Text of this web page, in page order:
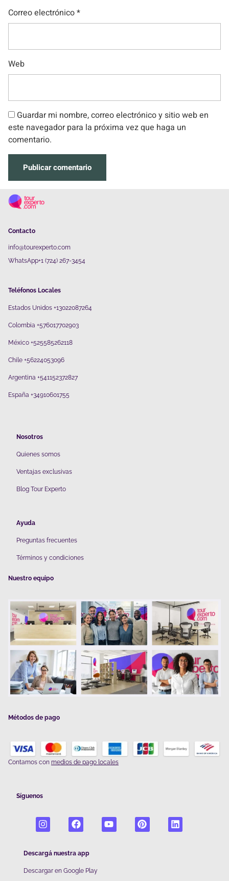
Correo electrónico*
Web
Guardar mi nombre, correo electrónico y sitio web en
este navegador para la próxima vez que haga un
comentario.
Contacto
info@tourexperto.com
WhatsApp+1 (724) 267-3454
Teléfonos Locales
Estados Unidos +13022087264
Colombia +576017702903
México +525585262118
Chile +56224053096
Argentina +541152372827
España +34910601755
Nosotros
Quienes somos
Ventajas exclusivas
Blog Tour Experto
Ayuda
Preguntas frecuentes
Términos y condiciones
Nuestro equipo
Métodos de pago
Contamos con medios de pago locales
Síguenos
Descargá nuestra app
Descargar en Google Play